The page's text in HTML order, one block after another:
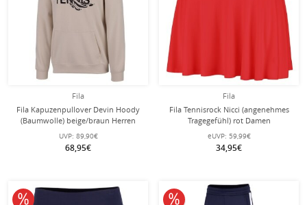
Fila
Fila Kapuzenpullover Devin Hoody
(Baumwolle) beige/braun Herren
UVP: 89,90€
68,95€
Fila
Fila Tennisrock Nicci (angenehmes
Tragegefühl) rot Damen
eUVP: 59,99€
34,95€
10% reduziert 10% reduziert